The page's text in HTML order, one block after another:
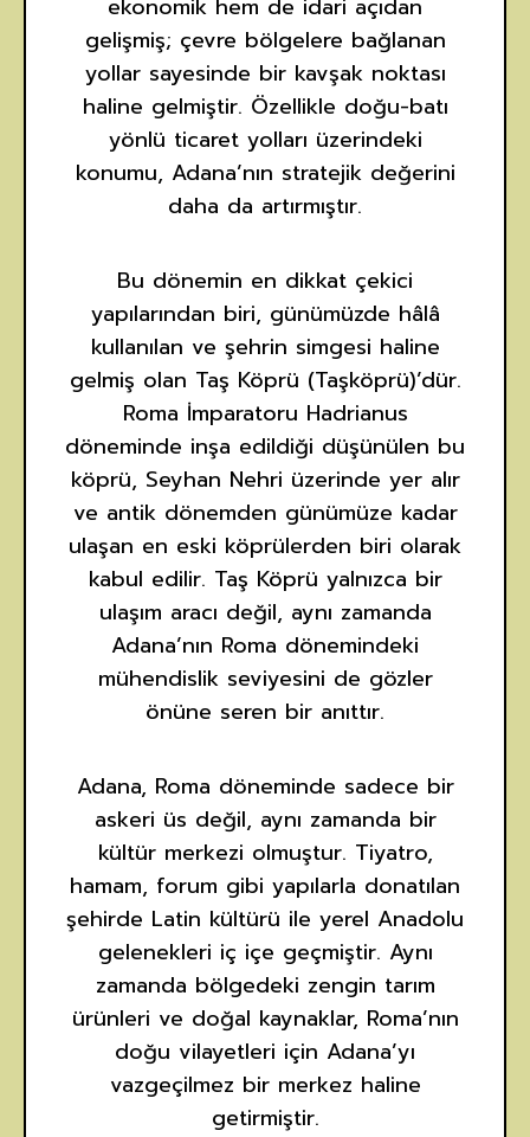
ekonomik hem de idari açıdan
gelişmiş; çevre bölgelere bağlanan
yollar sayesinde bir kavşak noktası
haline gelmiştir. Özellikle doğu-batı
yönlü ticaret yolları üzerindeki
konumu, Adana’nın stratejik değerini
daha da artırmıştır.
Bu dönemin en dikkat çekici
yapılarından biri, günümüzde hâlâ
kullanılan ve şehrin simgesi haline
gelmiş olan Taş Köprü (Taşköprü)’dür.
Roma İmparatoru Hadrianus
döneminde inşa edildiği düşünülen bu
köprü, Seyhan Nehri üzerinde yer alır
ve antik dönemden günümüze kadar
ulaşan en eski köprülerden biri olarak
kabul edilir. Taş Köprü yalnızca bir
ulaşım aracı değil, aynı zamanda
Adana’nın Roma dönemindeki
mühendislik seviyesini de gözler
önüne seren bir anıttır.
Adana, Roma döneminde sadece bir
askeri üs değil, aynı zamanda bir
kültür merkezi olmuştur. Tiyatro,
hamam, forum gibi yapılarla donatılan
şehirde Latin kültürü ile yerel Anadolu
gelenekleri iç içe geçmiştir. Aynı
zamanda bölgedeki zengin tarım
ürünleri ve doğal kaynaklar, Roma’nın
doğu vilayetleri için Adana’yı
vazgeçilmez bir merkez haline
getirmiştir.